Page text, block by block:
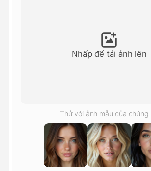
Xem tất cả mẫu
Nhấp để tải ảnh lên
Thử với ảnh mẫu của chúng